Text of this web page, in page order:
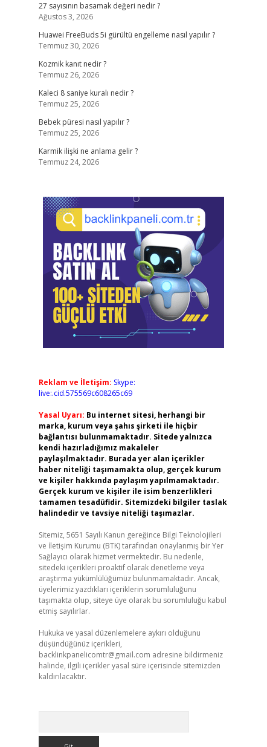
27 sayısının basamak değeri nedir ?
Ağustos 3, 2026
Huawei FreeBuds 5i gürültü engelleme nasıl yapılır ?
Temmuz 30, 2026
Kozmik kanıt nedir ?
Temmuz 26, 2026
Kaleci 8 saniye kuralı nedir ?
Temmuz 25, 2026
Bebek püresi nasıl yapılır ?
Temmuz 25, 2026
Karmik ilişki ne anlama gelir ?
Temmuz 24, 2026
Reklam ve İletişim: Skype:
live:.cid.575569c608265c69
Yasal Uyarı: Bu internet sitesi, herhangi bir
marka, kurum veya şahıs şirketi ile hiçbir
bağlantısı bulunmamaktadır. Sitede yalnızca
kendi hazırladığımız makaleler
paylaşılmaktadır. Burada yer alan içerikler
haber niteliği taşımamakta olup, gerçek kurum
ve kişiler hakkında paylaşım yapılmamaktadır.
Gerçek kurum ve kişiler ile isim benzerlikleri
tamamen tesadüfidir. Sitemizdeki bilgiler taslak
halindedir ve tavsiye niteliği taşımazlar.
Sitemiz, 5651 Sayılı Kanun gereğince Bilgi Teknolojileri
ve İletişim Kurumu (BTK) tarafından onaylanmış bir Yer
Sağlayıcı olarak hizmet vermektedir. Bu nedenle,
sitedeki içerikleri proaktif olarak denetleme veya
araştırma yükümlülüğümüz bulunmamaktadır. Ancak,
üyelerimiz yazdıkları içeriklerin sorumluluğunu
taşımakta olup, siteye üye olarak bu sorumluluğu kabul
etmiş sayılırlar.
Hukuka ve yasal düzenlemelere aykırı olduğunu
düşündüğünüz içerikleri,
backlinkpanelicomtr@gmail.com adresine bildirmeniz
halinde, ilgili içerikler yasal süre içerisinde sitemizden
kaldırılacaktır.